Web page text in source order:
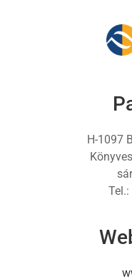
H-1097